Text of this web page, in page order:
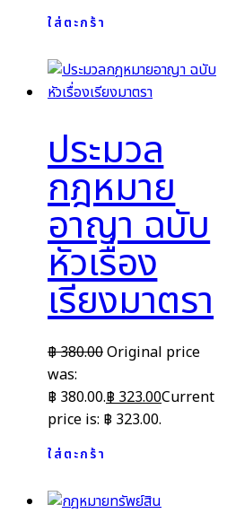
ใส่ตะกร้า
ประมวล
กฎหมาย
อาญา ฉบับ
หัวเรื่อง
เรียงมาตรา
฿380.00Original price
was:
฿ 380.00.฿323.00Current
price is: ฿ 323.00.
ใส่ตะกร้า